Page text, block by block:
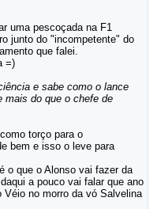
uma pescoçada na F1
junto do "incompetente" do
que falei.
=)
e sabe como o lance
mais do que o chefe de
torço para o
bem e isso o leve para
o que o Alonso vai fazer da
a pouco vai falar que ano
no morro da vó Salvelina